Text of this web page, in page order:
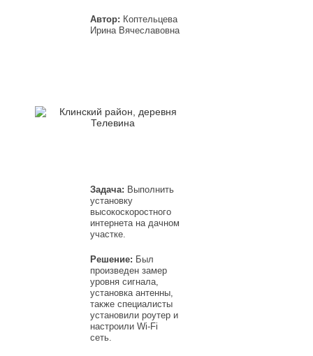
Автор: Коптельцева
Ирина Вячеславовна
Задача: Выполнить
установку
высокоскоростного
интернета на дачном
участке.
Решение: Был
произведен замер
уровня сигнала,
установка антенны,
также специалисты
установили роутер и
настроили Wi-Fi
сеть.